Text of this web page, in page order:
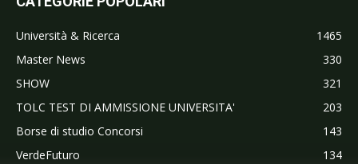
Università & Ricerca
1465
Master News
330
SHOW
321
TOLC TEST DI AMMISSIONE UNIVERSITA'
203
Borse di studio Concorsi
143
VerdeFuturo
134